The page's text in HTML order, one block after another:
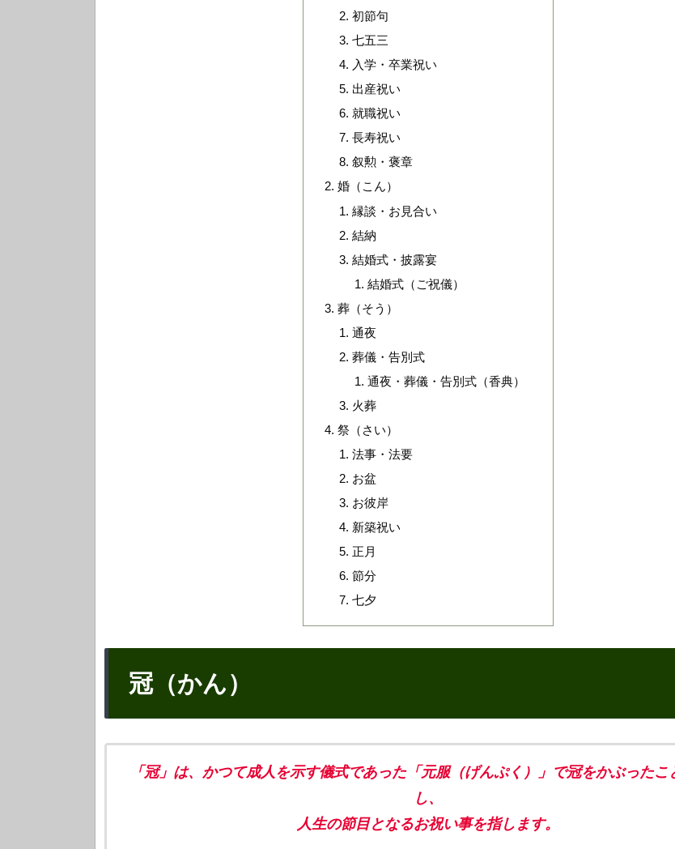
初節句
七五三
入学・卒業祝い
出産祝い
就職祝い
長寿祝い
叙勲・褒章
婚（こん）
縁談・お見合い
結納
結婚式・披露宴
結婚式（ご祝儀）
葬（そう）
通夜
葬儀・告別式
通夜・葬儀・告別式（香典）
火葬
祭（さい）
法事・法要
お盆
お彼岸
新築祝い
正月
節分
七夕
冠（かん）
「冠」は、かつて成人を示す儀式であった「元服（げんぷく）」で冠をかぶったこ
し、
人生の節目となるお祝い事を指します。